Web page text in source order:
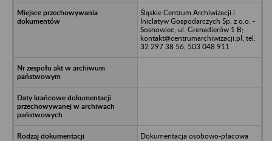
Śląskie Centrum Archiwizacji i
Iniclatyw Gospodarczych Sp. z o.o. -
Sosnowiec, ul. Grenadierów 1 B;
kontakt@centrumarchiwizacji.pl; tel.
32 297 38 56, 503 048 911
Dokumentacja osobowo-płacowa